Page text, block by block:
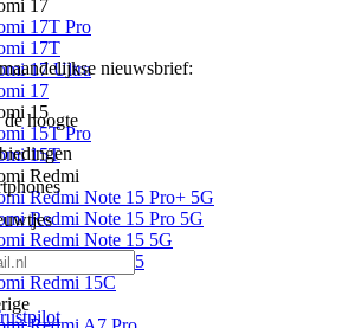
17
17T Pro
17T
17 Ultra
17
15
15T Pro
15T
Redmi
Redmi Note 15 Pro+ 5G
Redmi Note 15 Pro 5G
Redmi Note 15 5G
Redmi Note 15
Redmi 15C
nieuwsbrief:
de hoogte